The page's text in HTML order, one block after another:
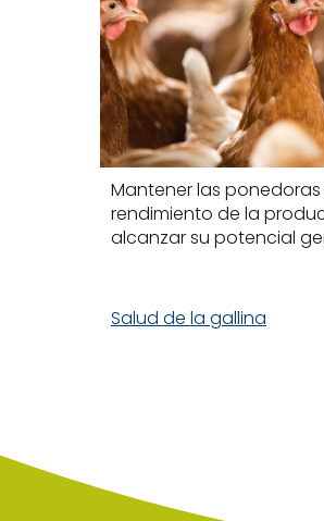
Mantener las
rendimiento de la
alcanzar su potencial
Salud de la gallina